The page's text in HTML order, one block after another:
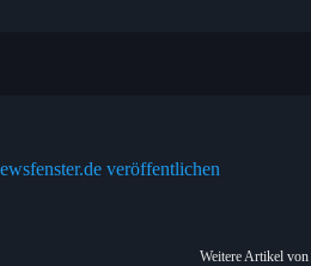
veröffentlichen
Weitere Artikel von